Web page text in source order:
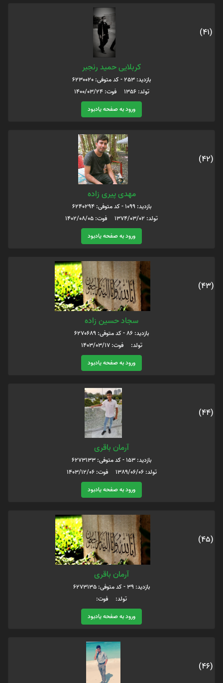
(41)
کربلایی حمید رنجبر
بازدید: 253 - کد متوفی: 6230020
تولد: 1356 فوت: 1400/03/24
ورود به صفحه یادبود
(42)
مهدی پیری زاده
بازدید: 1099 - کد متوفی: 6240294
تولد: 1374/03/02 فوت: 1402/08/05
ورود به صفحه یادبود
(43)
سجاد حسین زاده
بازدید: 86 - کد متوفی: 6270689
تولد: فوت: 1403/03/17
ورود به صفحه یادبود
(44)
آرمان باقری
بازدید: 153 - کد متوفی: 6273133
تولد: 1389/06/06 فوت: 1403/12/06
ورود به صفحه یادبود
(45)
آرمان باقری
بازدید: 39 - کد متوفی: 6273135
تولد: فوت:
ورود به صفحه یادبود
(46)